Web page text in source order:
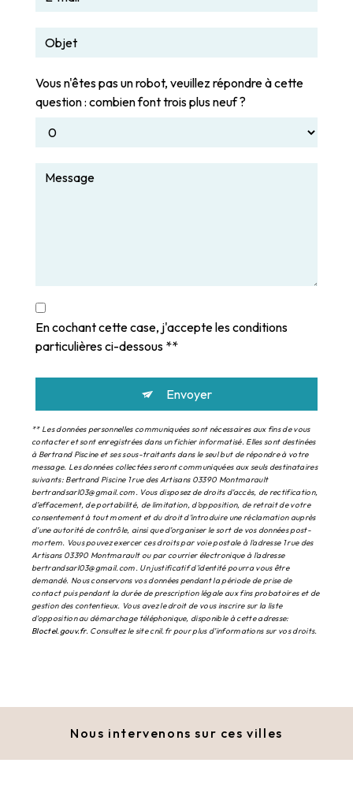
Vous n'êtes pas un robot, veuillez répondre à cette
question : combien font trois plus neuf ?
En cochant cette case, j'accepte les conditions
particulières ci-dessous **
Envoyer
** Les données personnelles communiquées sont nécessaires aux fins de vous
contacter et sont enregistrées dans un fichier informatisé. Elles sont destinées
à Bertrand Piscine et ses sous-traitants dans le seul but de répondre à votre
message. Les données collectées seront communiquées aux seuls destinataires
suivants: Bertrand Piscine 1 rue des Artisans 03390 Montmarault
bertrandsarl03@gmail.com. Vous disposez de droits d’accès, de rectification,
d’effacement, de portabilité, de limitation, d’opposition, de retrait de votre
consentement à tout moment et du droit d’introduire une réclamation auprès
d’une autorité de contrôle, ainsi que d’organiser le sort de vos données post-
mortem. Vous pouvez exercer ces droits par voie postale à l'adresse 1 rue des
Artisans 03390 Montmarault ou par courrier électronique à l'adresse
bertrandsarl03@gmail.com. Un justificatif d'identité pourra vous être
demandé. Nous conservons vos données pendant la période de prise de
contact puis pendant la durée de prescription légale aux fins probatoires et de
gestion des contentieux. Vous avez le droit de vous inscrire sur la liste
d'opposition au démarchage téléphonique, disponible à cette adresse:
Bloctel.gouv.fr. Consultez le site cnil.fr pour plus d’informations sur vos droits.
Nous intervenons sur ces villes